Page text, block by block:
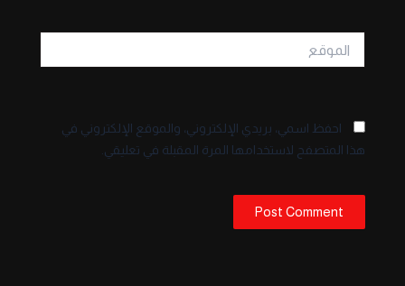
احفظ اسمي، بريدي الإلكتروني، والموقع الإلكتروني في
هذا المتصفح لاستخدامها المرة المقبلة في تعليقي.